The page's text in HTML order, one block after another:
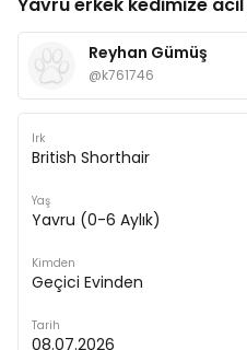
Reyhan Gümüş
@k761746
Irk
British Shorthair
Yaş
Yavru (0-6 Aylık)
Kimden
Geçici Evinden
Tarih
08.07.2026